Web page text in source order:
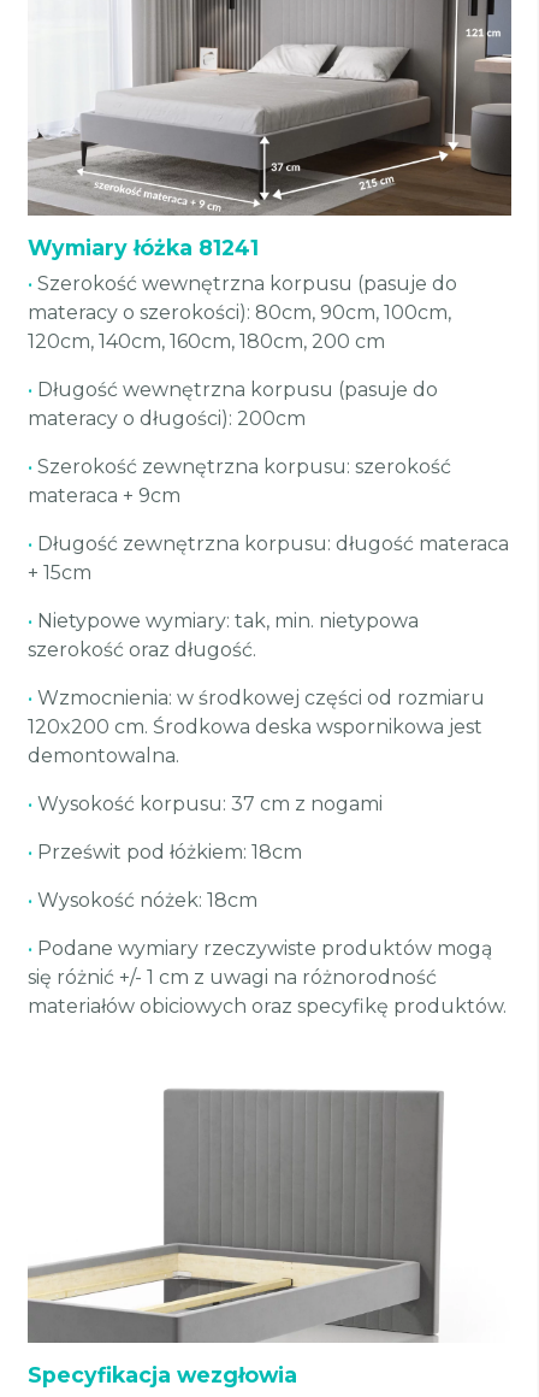
Wymiary łóżka 81241
• Szerokość wewnętrzna korpusu (pasuje do
materacy o szerokości): 80cm, 90cm, 100cm,
120cm, 140cm, 160cm, 180cm, 200 cm
• Długość wewnętrzna korpusu (pasuje do
materacy o długości): 200cm
• Szerokość zewnętrzna korpusu: szerokość
materaca + 9cm
• Długość zewnętrzna korpusu: długość materaca
+ 15cm
• Nietypowe wymiary: tak, min. nietypowa
szerokość oraz długość.
• Wzmocnienia: w środkowej części od rozmiaru
120x200 cm. Środkowa deska wspornikowa jest
demontowalna.
• Wysokość korpusu: 37 cm z nogami
• Prześwit pod łóżkiem: 18cm
• Wysokość nóżek: 18cm
• Podane wymiary rzeczywiste produktów mogą
się różnić +/- 1 cm z uwagi na różnorodność
materiałów obiciowych oraz specyfikę produktów.
Specyfikacja wezgłowia